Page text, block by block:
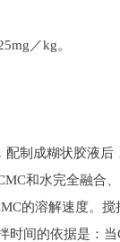
／kg。
成糊状胶液后
和水完全融合
的溶解速度。
时间的依据是：